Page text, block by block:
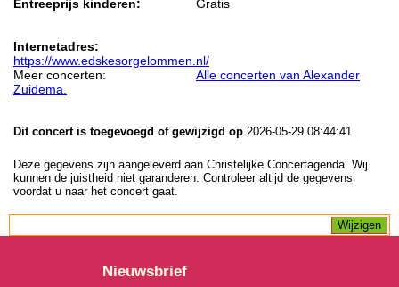
Entreeprijs kinderen:
Gratis
Internetadres:
https://www.edskesorgelommen.nl/
Meer concerten:
Alle concerten van Alexander
Zuidema.
Dit concert is toegevoegd of gewijzigd op 2026-05-29 08:44:41
Deze gegevens zijn aangeleverd aan Christelijke Concertagenda. Wij
kunnen de juistheid niet garanderen: Controleer altijd de gegevens
voordat u naar het concert gaat.
Nieuwsbrief